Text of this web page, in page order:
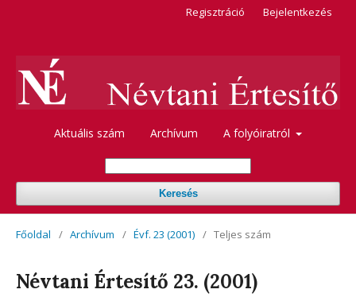
Aktuális szám Archívum A folyóiratról
Keresés
Regisztráció Bejelentkezés
Főoldal / Archívum / Évf. 23 (2001) / Teljes szám
Névtani Értesítő 23. (2001)